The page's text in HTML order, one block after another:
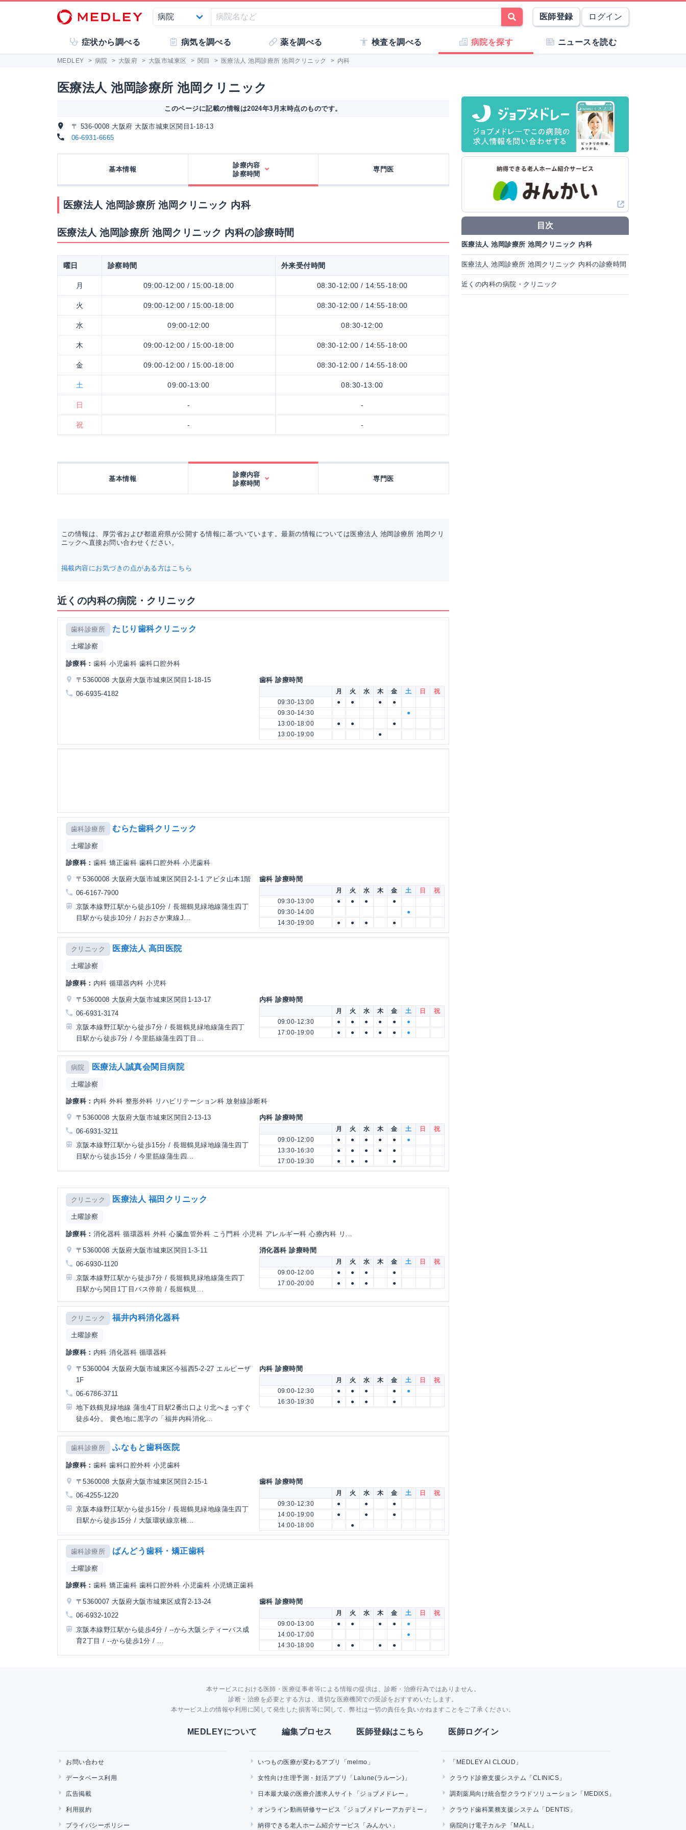
医師登録 ログイン
症状から調べる 病気を調べる 薬を調べる 検査を調べる 病院を探す ニュースを読む
MEDLEY > 病院 > 大阪府 > 大阪市城東区 > 関目 > 医療法人 池岡診療所 池岡クリニック > 内科
医療法人 池岡診療所 池岡クリニック
このページに記載の情報は2024年3月末時点のものです。
〒 536-0008 大阪府 大阪市城東区関目1-18-13
06-6931-6665
基本情報
診療内容
診察時間
専門医
医療法人 池岡診療所 池岡クリニック 内科
医療法人 池岡診療所 池岡クリニック 内科の診療時間
曜日 診察時間 外来受付時間
月 09:00-12:00 / 15:00-18:00 08:30-12:00 / 14:55-18:00
火 09:00-12:00 / 15:00-18:00 08:30-12:00 / 14:55-18:00
水 09:00-12:00 08:30-12:00
木 09:00-12:00 / 15:00-18:00 08:30-12:00 / 14:55-18:00
金 09:00-12:00 / 15:00-18:00 08:30-12:00 / 14:55-18:00
土 09:00-13:00 08:30-13:00
日 - -
祝 - -
基本情報
診療内容
診察時間
専門医
この情報は、厚労省および都道府県が公開する情報に基づいています。最新の情報については医療法人 池岡診療所 池岡クリ
ニックへ直接お問い合わせください。
掲載内容にお気づきの点がある方はこちら
近くの内科の病院・クリニック
歯科診療所 たじり歯科クリニック
土曜診察
診療科： 歯科 小児歯科 歯科口腔外科
〒5360008 大阪府大阪市城東区関目1-18-15
06-6935-4182
歯科 診療時間
月 火 水 木 金 土 日
祝
09:30-13:00
● ● ●
●
09:30-14:30
●
13:00-18:00
● ●
●
13:00-19:00
●
歯科診療所 むらた歯科クリニック
土曜診察
診療科： 歯科 矯正歯科 歯科口腔外科 小児歯科
〒5360008 大阪府大阪市城東区関目2-1-1 アビタ山本1階
06-6167-7900
京阪本線野江駅から徒歩10分 / 長堀鶴見緑地線蒲生四丁
目駅から徒歩10分 / おおさか東線J...
歯科 診療時間
月 火 水 木 金 土 日
祝
09:30-13:00
● ● ●
●
09:30-14:00
●
14:30-19:00
● ● ● ●
クリニック 医療法人 高田医院
土曜診察
診療科： 内科 循環器内科 小児科
〒5360008 大阪府大阪市城東区関目1-13-17
06-6931-3174
京阪本線野江駅から徒歩7分 / 長堀鶴見緑地線蒲生四丁
目駅から徒歩7分 / 今里筋線蒲生四丁目...
内科 診療時間
月 火 水 木 金 土 日
祝
09:00-12:30
● ● ● ● ●
●
17:00-19:00
● ● ● ● ● ●
病院 医療法人誠真会関目病院
土曜診察
診療科： 内科 外科 整形外科 リハビリテーション科 放射線診断科
〒5360008 大阪府大阪市城東区関目2-13-13
06-6931-3211
京阪本線野江駅から徒歩15分 / 長堀鶴見緑地線蒲生四丁
目駅から徒歩15分 / 今里筋線蒲生四...
内科 診療時間
月 火 水 木 金 土 日
祝
09:00-12:00
● ● ● ● ●
●
13:30-16:30
● ● ● ●
●
17:00-19:30
● ● ● ●
クリニック 医療法人 福田クリニック
土曜診察
診療科： 消化器科 循環器科 外科 心臓血管外科 こう門科 小児科 アレルギー科 心療内科 リ...
〒5360008 大阪府大阪市城東区関目1-3-11
06-6930-1120
京阪本線野江駅から徒歩7分 / 長堀鶴見緑地線蒲生四丁
目駅から関目1丁目バス停前 / 長堀鶴見...
消化器科 診療時間
月 火 水 木 金 土 日
祝
09:00-12:00
● ● ●
●
17:00-20:00
● ● ● ●
クリニック 福井内科消化器科
土曜診察
診療科： 内科 消化器科 循環器科
〒5360004 大阪府大阪市城東区今福西5-2-27 エルピーザ
1F
06-6786-3711
地下鉄鶴見緑地線 蒲生4丁目駅2番出口より北へまっすぐ
徒歩4分。 黄色地に黒字の「福井内科消化...
内科 診療時間
月 火 水 木 金 土 日
祝
09:00-12:30
● ● ● ●
●
16:30-19:30
● ● ● ●
歯科診療所 ふなもと歯科医院
診療科： 歯科 歯科口腔外科 小児歯科
〒5360008 大阪府大阪市城東区関目2-15-1
06-4255-1220
京阪本線野江駅から徒歩15分 / 長堀鶴見緑地線蒲生四丁
目駅から徒歩15分 / 大阪環状線京橋...
歯科 診療時間
月 火 水 木 金 土 日
祝
09:30-12:30
● ●
●
14:00-19:00
● ●
●
14:00-18:00
●
歯科診療所 ばんどう歯科・矯正歯科
土曜診察
診療科： 歯科 矯正歯科 歯科口腔外科 小児歯科 小児矯正歯科
〒5360007 大阪府大阪市城東区成育2-13-24
06-6932-1022
京阪本線野江駅から徒歩4分 / --から大阪シティーバス成
育2丁目 / --から徒歩1分 / ...
歯科 診療時間
月 火 水 木 金 土 日
祝
09:00-13:00
● ● ● ●
●
14:00-17:00
●
14:30-18:00
● ● ● ●
目次
医療法人 池岡診療所 池岡クリニック 内科
医療法人 池岡診療所 池岡クリニック 内科の診療時間
近くの内科の病院・クリニック
本サービスにおける医師・医療従事者等による情報の提供は、診断・治療行為ではありません。
診断・治療を必要とする方は、適切な医療機関での受診をおすすめいたします。
本サービス上の情報や利用に関して発生した損害等に関して、弊社は一切の責任を負いかねますことをご了承ください。
MEDLEYについて 編集プロセス 医師登録はこちら 医師ログイン
お問い合わせ
データベース利用
広告掲載
利用規約
プライバシーポリシー
いつもの医療が変わるアプリ「melmo」
女性向け生理予測・妊活アプリ「Lalune(ラルーン)」
日本最大級の医療介護求人サイト「ジョブメドレー」
オンライン動画研修サービス「ジョブメドレーアカデミー」
納得できる老人ホーム紹介サービス「みんかい」
「MEDLEY AI CLOUD」
クラウド診療支援システム「CLINICS」
調剤薬局向け統合型クラウドソリューション「MEDIXS」
クラウド歯科業務支援システム「DENTIS」
病院向け電子カルテ「MALL」